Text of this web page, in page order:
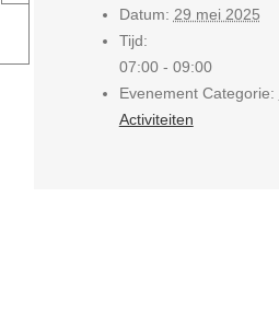
Datum: 29 mei 2025
Tijd:
07:00 - 09:00
Evenement Categorie:
Activiteiten